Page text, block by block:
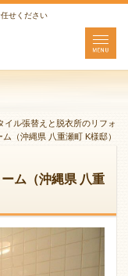
せください
イル張替えと脱衣所のリフォ
ム（沖縄県 八重瀬町 K様邸）
ム（沖縄県 八重